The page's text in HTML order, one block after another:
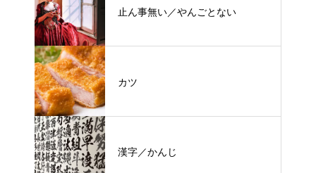
止ん事無い／やんごとない
カツ
漢字／かんじ